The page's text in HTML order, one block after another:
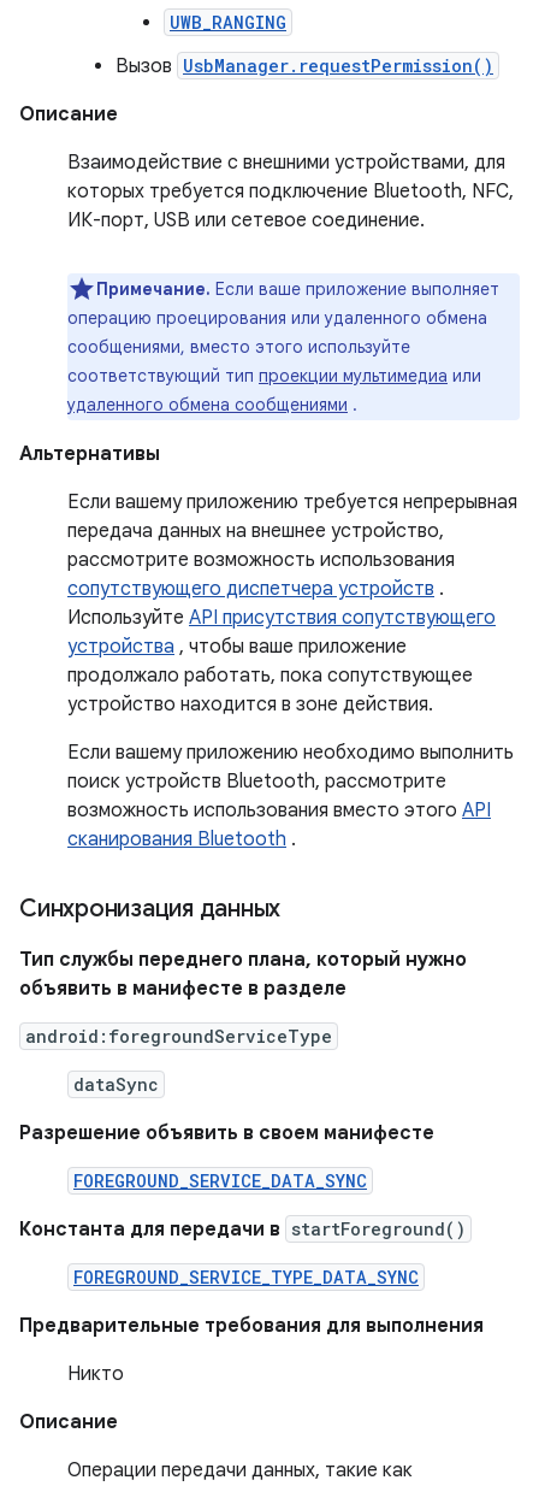
UWB_RANGING
Вызов UsbManager.requestPermission()
Описание
Взаимодействие с внешними устройствами, для
которых требуется подключение Bluetooth, NFC,
ИК-порт, USB или сетевое соединение.
Примечание. Если ваше приложение выполняет
операцию проецирования или удаленного обмена
сообщениями, вместо этого используйте
соответствующий тип проекции мультимедиа или
удаленного обмена сообщениями .
Альтернативы
Если вашему приложению требуется непрерывная
передача данных на внешнее устройство,
рассмотрите возможность использования
сопутствующего диспетчера устройств .
Используйте API присутствия сопутствующего
устройства , чтобы ваше приложение
продолжало работать, пока сопутствующее
устройство находится в зоне действия.
Если вашему приложению необходимо выполнить
поиск устройств Bluetooth, рассмотрите
возможность использования вместо этого API
сканирования Bluetooth .
Синхронизация данных
Тип службы переднего плана, который нужно
объявить в манифесте в разделе
android:foregroundServiceType
dataSync
Разрешение объявить в своем манифесте
FOREGROUND_SERVICE_DATA_SYNC
Константа для передачи в startForeground()
FOREGROUND_SERVICE_TYPE_DATA_SYNC
Предварительные требования для выполнения
Никто
Описание
Операции передачи данных, такие как